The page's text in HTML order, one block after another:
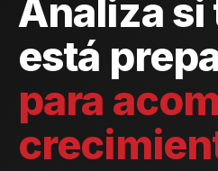
Analiza si
está
para